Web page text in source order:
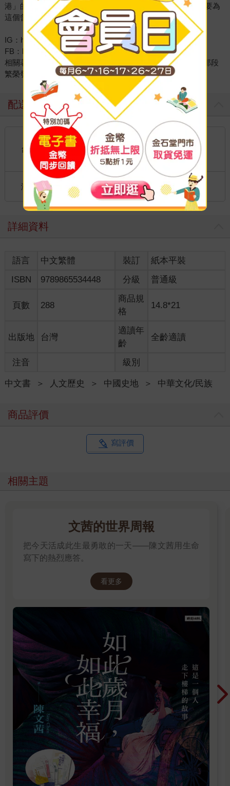
港」的心終於被喚醒，於是想就此重新認識自己的家園，更要為
這個曾經是世界最美的城市「香港」，作出一點點貢獻。
IG：https://www.instagram.com/suki.y.s.k/
FB：https://www.facebook.com/sukilovekorea
相關著作：《光輝歲月‧香港百年II：追星、炒樓、錢錢錢，那段
繁榮發展與創造奇蹟的黃金年代》
配送方式
台灣
國內宅配：本島、離島
到店取貨：
不限金額免運費
海外
國際快遞：全球
港澳店取：
詳細資料
語言 中文繁體 裝訂
紙本平裝
ISBN
9789865534448 分級 普通級
頁數 288
商品規
格
14.8*21
出版地 台灣
適讀年
齡
全齡適讀
注音 級別
中文書 ＞ 人文歷史 ＞ 中國史地 ＞ 中華文化/民族
商品評價
寫評價
相關主題
文茜的世界周報
把今天活成此生最勇敢的一天——陳文茜用生命
寫下的熱烈應答。
看更多